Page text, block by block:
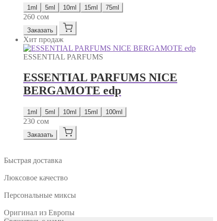
1ml 5ml 10ml 15ml 75ml
260 сом
Заказать
Хит продаж
ESSENTIAL PARFUMS
ESSENTIAL PARFUMS NICE
BERGAMOTE edp
1ml 5ml 10ml 15ml 100ml
230 сом
Заказать
Быстрая доставка
Люксовое качество
Персональные миксы
Оригинал из Европы